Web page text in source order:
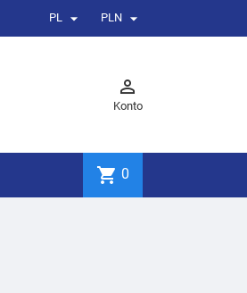
PL  PLN 

Konto
shopping_cart 0